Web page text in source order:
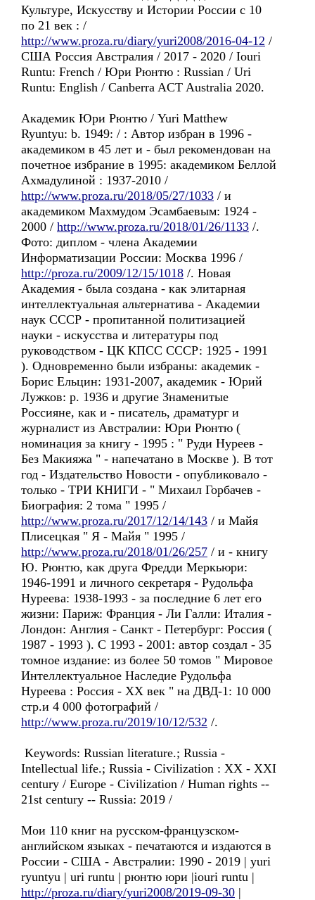
Культуре, Искусству и Истории России с 10
по 21 век : /
http://www.proza.ru/diary/yuri2008/2016-04-12 /
США Россия Австралия / 2017 - 2020 / Iouri
Runtu: French / Юри Рюнтю : Russian / Uri
Runtu: English / Canberra ACT Australia 2020.
Академик Юри Рюнтю / Yuri Matthew
Ryuntyu: b. 1949: / : Автор избран в 1996 -
академиком в 45 лет и - был рекомендован на
почетное избрание в 1995: академиком Беллой
Ахмадулиной : 1937-2010 /
http://www.proza.ru/2018/05/27/1033 / и
академиком Махмудом Эсамбаевым: 1924 -
2000 / http://www.proza.ru/2018/01/26/1133 /.
Фото: диплом - члена Академии
Информатизации России: Москва 1996 /
http://proza.ru/2009/12/15/1018 /. Новая
Академия - была создана - как элитарная
интеллектуальная альтернатива - Академии
наук СССР - пропитанной политизацией
науки - искусства и литературы под
руководством - ЦК КПСС СССР: 1925 - 1991
). Одновременно были избраны: академик -
Борис Ельцин: 1931-2007, академик - Юрий
Лужков: р. 1936 и другие Знаменитые
Россияне, как и - писатель, драматург и
журналист из Австралии: Юри Рюнтю (
номинация за книгу - 1995 : " Руди Нуреев -
Без Макияжа " - напечатано в Москве ). В тот
год - Издательство Новости - опубликовало -
только - ТРИ КНИГИ - " Михаил Горбачев -
Биография: 2 тома " 1995 /
http://www.proza.ru/2017/12/14/143 / и Майя
Плисецкая " Я - Майя " 1995 /
http://www.proza.ru/2018/01/26/257 / и - книгу
Ю. Рюнтю, как друга Фредди Меркьюри:
1946-1991 и личного секретаря - Рудольфа
Нуреева: 1938-1993 - за последние 6 лет его
жизни: Париж: Франция - Ли Галли: Италия -
Лондон: Англия - Санкт - Петербург: Россия (
1987 - 1993 ). С 1993 - 2001: автор создал - 35
томное издание: из более 50 томов " Мировое
Интеллектуальное Наследие Рудольфа
Нуреева : Россия - ХX век " на ДВД-1: 10 000
стр.и 4 000 фотографий /
http://www.proza.ru/2019/10/12/532 /.
Keywords: Russian literature.; Russia -
Intellectual life.; Russia - Civilization : XX - XXI
century / Europe - Civilization / Human rights --
21st century -- Russia: 2019 /
Мои 110 книг на русском-французском-
английском языках - печатаются и издаются в
России - США - Австралии: 1990 - 2019 | yuri
ryuntyu | uri runtu | рюнтю юри |iouri runtu |
http://proza.ru/diary/yuri2008/2019-09-30 |